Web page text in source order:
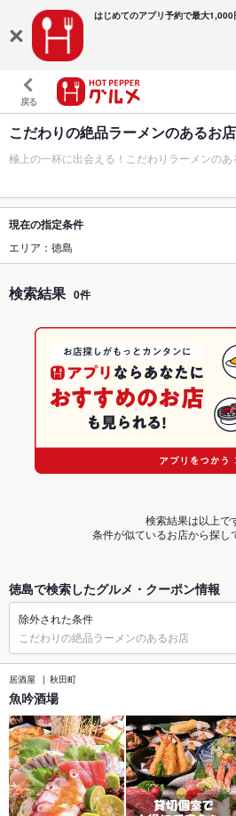
はじめてのアプリ予約で最大1,000
戻る
こだわりの絶品ラーメンのあるお店
極上の一杯に出会える！こだわりラーメンのあ
現在の指定条件
エリア：徳島
検索結果 0件
検索結果は以上で
条件が似ているお店から探し
徳島で検索したグルメ・クーポン情報
除外された条件
こだわりの絶品ラーメンのあるお店
居酒屋 秋田町
魚吟酒場